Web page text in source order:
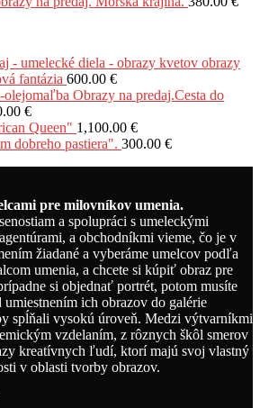
obrazy
fantázia 600.00 €
Obrazy na predaj.Cesta do
€
Queen" 1,100.00 €
dobreho pastiera". 300.00 €
pre milovníkov umenia.
a spolupráci s umeleckými
a obchodníkmi vieme, čo je v
žiadané a vyberáme umelcov podľa
umenia, a chcete si kúpiť obraz pre
si objednať portrét, potom musíte
ich obrazov do galérie
spĺňali vysokú úroveň. Medzi výtvarníkmi
vzdelaním, z rôznych škôl smerov
kreatívnych ľudí, ktorí majú svoj vlastný
v oblasti tvorby obrazov.